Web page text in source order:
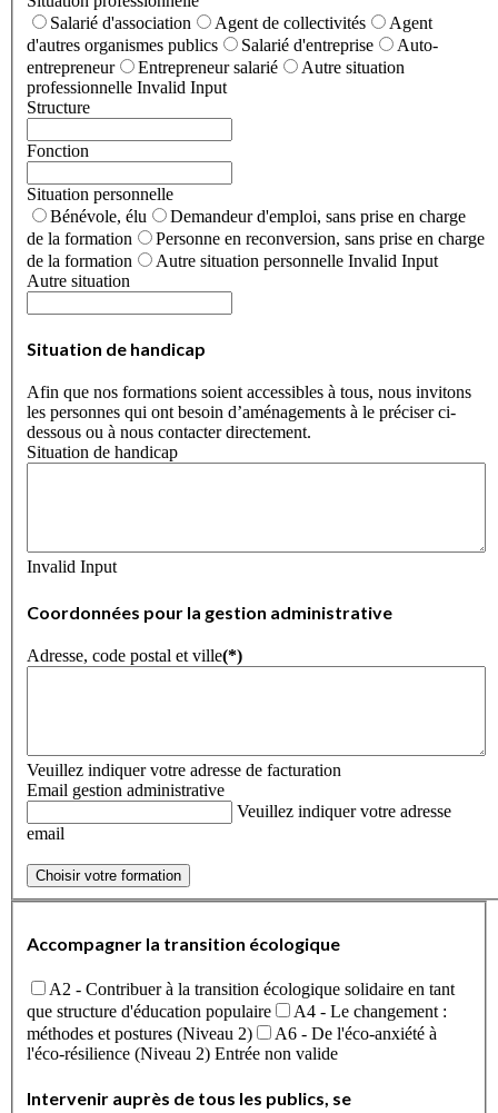
Salarié d'association
Agent de collectivités
Agent
d'autres organismes publics
Salarié d'entreprise
Auto-
entrepreneur
Entrepreneur salarié
Autre situation
professionnelle Invalid Input
Structure
Fonction
Situation personnelle
Bénévole, élu
Demandeur d'emploi, sans prise en charge
de la formation
Personne en reconversion, sans prise en charge
de la formation
Autre situation personnelle Invalid Input
Autre situation
Situation de handicap
Afin que nos formations soient accessibles à tous, nous invitons
les personnes qui ont besoin d’aménagements à le préciser ci-
dessous ou à nous contacter directement.
Situation de handicap
Invalid Input
Coordonnées pour la gestion administrative
Adresse, code postal et ville(*)
Veuillez indiquer votre adresse de facturation
Email gestion administrative
Veuillez indiquer votre adresse
email
Choisir votre formation
Accompagner la transition écologique
A2 - Contribuer à la transition écologique solidaire en tant
que structure d'éducation populaire
A4 - Le changement :
méthodes et postures (Niveau 2)
A6 - De l'éco-anxiété à
l'éco-résilience (Niveau 2) Entrée non valide
Intervenir auprès de tous les publics, se